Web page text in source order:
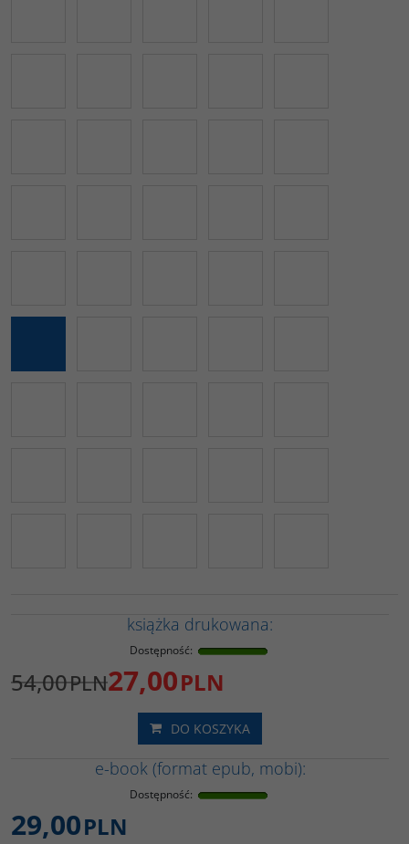
książka drukowana:
Dostępność:
54,00PLN27,00PLN
DO KOSZYKA
e-book (format epub, mobi):
Dostępność:
29,00PLN